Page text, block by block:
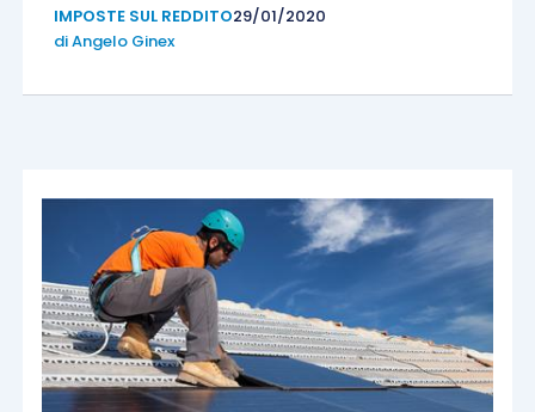
IMPOSTE SUL REDDITO29/01/2020
diAngelo Ginex